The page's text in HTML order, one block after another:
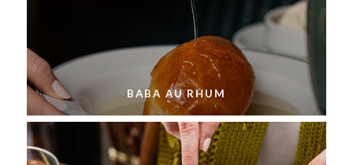
BABA AU RHUM